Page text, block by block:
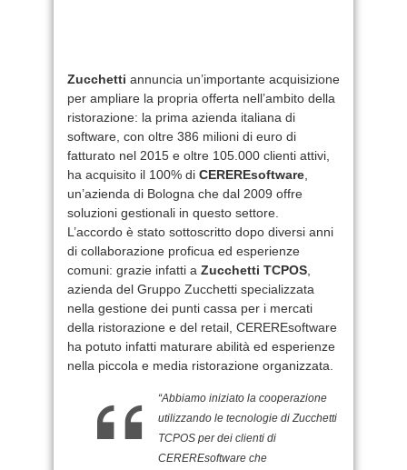
Zucchetti annuncia un’importante acquisizione
per ampliare la propria offerta nell’ambito della
ristorazione: la prima azienda italiana di
software, con oltre 386 milioni di euro di
fatturato nel 2015 e oltre 105.000 clienti attivi,
ha acquisito il 100% di CEREREsoftware
un’azienda di Bologna che dal 2009 offre
soluzioni gestionali in questo settore.
L’accordo è stato sottoscritto dopo diversi anni
di collaborazione proficua ed esperienze
comuni: grazie infatti a Zucchetti TCPOS
azienda del Gruppo Zucchetti specializzata
nella gestione dei punti cassa per i mercati
della ristorazione e del retail, CEREREsoftware
ha potuto infatti maturare abilità ed esperienze
nella piccola e media ristorazione organizzata.
“Abbiamo iniziato la cooperazione
utilizzando le tecnologie di Zucchetti
TCPOS per dei clienti di
CEREREsoftware che